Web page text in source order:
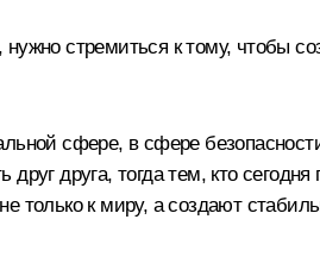
стремиться к тому, чтобы
сфере, в сфере
друга, тогда тем, кто
только к миру, а создают